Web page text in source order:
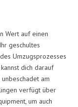
Wert auf einen
geschultes
Umzugsprozesses
dich darauf
am
verfügt über
um auch